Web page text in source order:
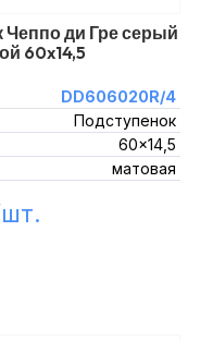
Чеппо ди Гре серый
60x14,5
DD606020R/4
Подступенок
60x14,5
матовая